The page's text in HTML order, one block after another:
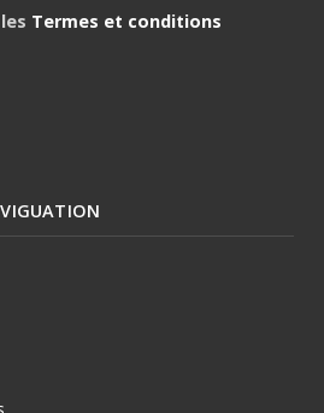
Termes et conditions